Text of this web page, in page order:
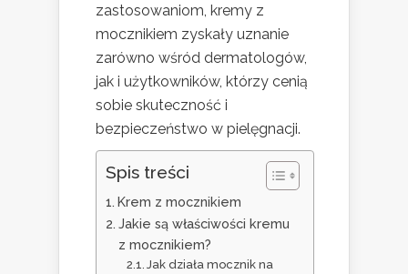
zastosowaniom, kremy z
mocznikiem zyskały uznanie
zarówno wśród dermatologów,
jak i użytkowników, którzy cenią
sobie skuteczność i
bezpieczeństwo w pielęgnacji.
Spis treści
Krem z mocznikiem
Jakie są właściwości kremu
z mocznikiem?
Jak działa mocznik na